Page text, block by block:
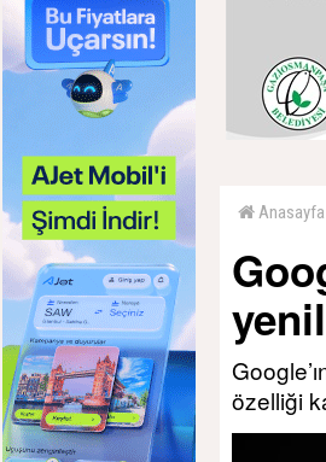
Anasayfa
özelliği